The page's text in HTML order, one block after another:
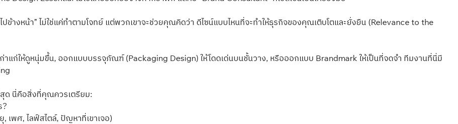
างหน้า” ไม่ใช่แค่ทำตามโจทย์ แต่พวกเขาจะช่วยคุณคิดว่า ดีไซน์แบบไหนที่จะทำให้ธุรกิจของคุณเติบโตและยั่งยืน (Relevance to the
แก่ให้ดูหนุ่มขึ้น, ออกแบบบรรจุภัณฑ์ (Packaging Design) ให้โดดเด่นบนชั้นวาง, หรือออกแบบ Brandmark ให้เป็นที่จดจำ ทีมงานที่นี่มี
ด นี่คือสิ่งที่คุณควรเตรียม:
?
เพศ, ไลฟ์สไตล์, ปัญหาที่เขาเจอ)